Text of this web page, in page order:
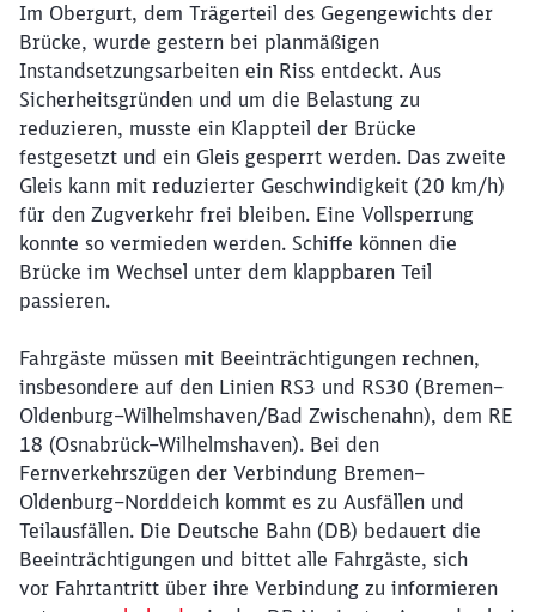
Im Obergurt, dem Trägerteil des Gegengewichts der
Brücke, wurde gestern bei planmäßigen
Instandsetzungsarbeiten ein Riss entdeckt. Aus
Sicherheitsgründen und um die Belastung zu
reduzieren, musste ein Klappteil der Brücke
festgesetzt und ein Gleis gesperrt werden. Das zweite
Gleis kann mit reduzierter Geschwindigkeit (20 km/h)
für den Zugverkehr frei bleiben. Eine Vollsperrung
konnte so vermieden werden. Schiffe können die
Brücke im Wechsel unter dem klappbaren Teil
passieren.
Fahrgäste müssen mit Beeinträchtigungen rechnen,
insbesondere auf den Linien RS3 und RS30 (Bremen–
Oldenburg–Wilhelmshaven/Bad Zwischenahn), dem RE
18 (Osnabrück–Wilhelmshaven). Bei den
Fernverkehrszügen der Verbindung Bremen–
Oldenburg–Norddeich kommt es zu Ausfällen und
Teilausfällen. Die Deutsche Bahn (DB) bedauert die
Beeinträchtigungen und bittet alle Fahrgäste, sich
vor Fahrtantritt über ihre Verbindung zu informieren